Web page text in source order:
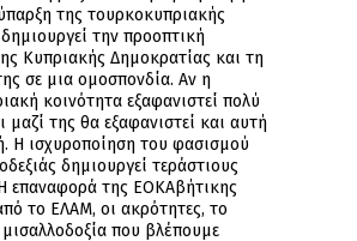
της τουρκοκυπριακής
την προοπτική
Κυπριακής Δημοκρατίας και τη
σε μια ομοσπονδία. Αν η
κοινότητα εξαφανιστεί πολύ
μαζί της θα εξαφανιστεί και αυτή
Η ισχυροποίηση του φασισμού
δημιουργεί τεράστιους
επαναφορά της ΕΟΚΑβήτικης
το ΕΛΑΜ, οι ακρότητες, το
που βλέπουμε